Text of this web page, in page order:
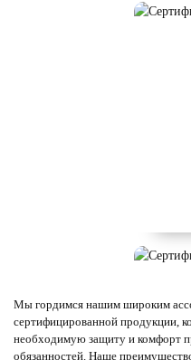
Мы гордимся нашим широким
сертифицированной продукции,
необходимую защиту и комфорт
обязанностей. Наше